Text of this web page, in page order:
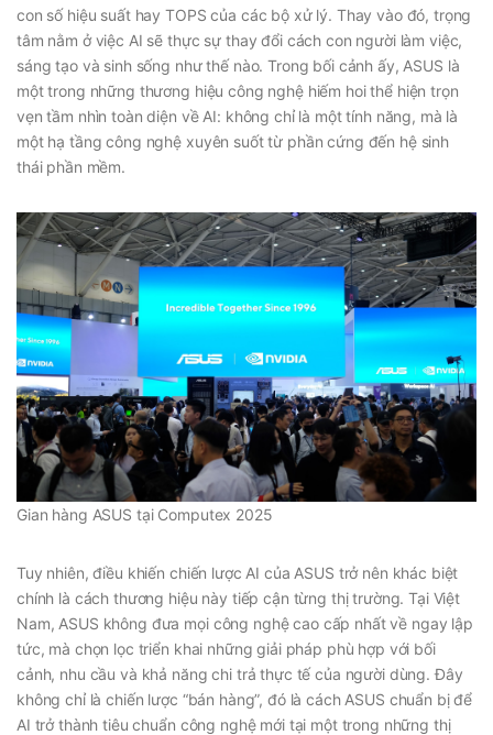
con số hiệu suất hay TOPS của các bộ xử lý. Thay vào đó, trọng
tâm nằm ở việc AI sẽ thực sự thay đổi cách con người làm việc,
sáng tạo và sinh sống như thế nào. Trong bối cảnh ấy, ASUS là
một trong những thương hiệu công nghệ hiếm hoi thể hiện trọn
vẹn tầm nhìn toàn diện về AI: không chỉ là một tính năng, mà là
một hạ tầng công nghệ xuyên suốt từ phần cứng đến hệ sinh
thái phần mềm.
Gian hàng ASUS tại Computex 2025
Tuy nhiên, điều khiến chiến lược AI của ASUS trở nên khác biệt
chính là cách thương hiệu này tiếp cận từng thị trường. Tại Việt
Nam, ASUS không đưa mọi công nghệ cao cấp nhất về ngay lập
tức, mà chọn lọc triển khai những giải pháp phù hợp với bối
cảnh, nhu cầu và khả năng chi trả thực tế của người dùng. Đây
không chỉ là chiến lược “bán hàng”, đó là cách ASUS chuẩn bị để
AI trở thành tiêu chuẩn công nghệ mới tại một trong những thị